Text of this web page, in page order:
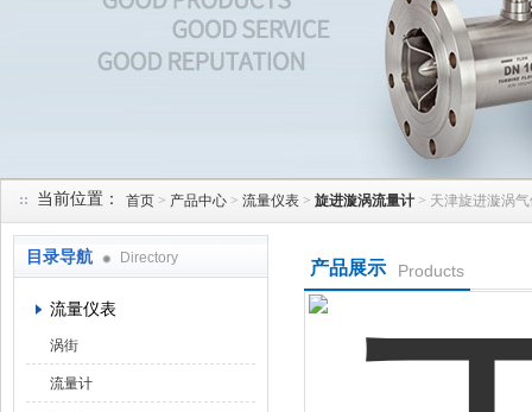
当前位置： 首页 > 产品中心 > 流量仪表 > 旋进漩涡流量计 > 天津旋进漩涡
目录导航 Directory
流量仪表
涡街
流量计
产品展示 Products